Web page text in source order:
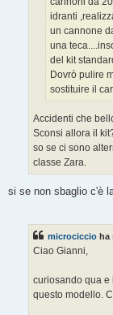
idranti
un cannone
una
del kit
Dovrò pulire
sostituire il
Accidenti che
Sconsi allora il
so se ci sono
classe Zara.
si se non sbaglio c'è
microciccio ha
Ciao Gianni,
curiosando qua e
questo modello.